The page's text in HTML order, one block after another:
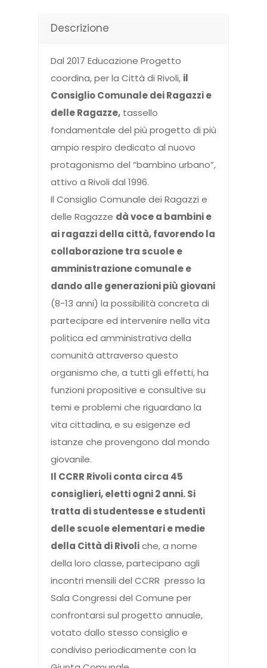
Descrizione
Dal 2017 Educazione Progetto
coordina, per la Città di Rivoli, il
Consiglio Comunale dei Ragazzi e
delle Ragazze, tassello
fondamentale del più progetto di più
ampio respiro dedicato al nuovo
protagonismo del “bambino urbano”,
attivo a Rivoli dal 1996.
Il Consiglio Comunale dei Ragazzi e
delle Ragazze dà voce a bambini e
ai ragazzi della città, favorendo la
collaborazione tra scuole e
amministrazione comunale e
dando alle generazioni più giovani
(8-13 anni) la possibilità concreta di
partecipare ed intervenire nella vita
politica ed amministrativa della
comunità attraverso questo
organismo che, a tutti gli effetti, ha
funzioni propositive e consultive su
temi e problemi che riguardano la
vita cittadina, e su esigenze ed
istanze che provengono dal mondo
giovanile.
Il CCRR Rivoli conta circa 45
consiglieri, eletti ogni 2 anni. Si
tratta di studentesse e studenti
delle scuole elementari e medie
della Città di Rivoliche, a nome
della loro classe, partecipano agli
incontri mensili del CCRR presso la
Sala Congressi del Comune per
confrontarsi sul progetto annuale,
votato dallo stesso consiglio e
condiviso periodicamente con la